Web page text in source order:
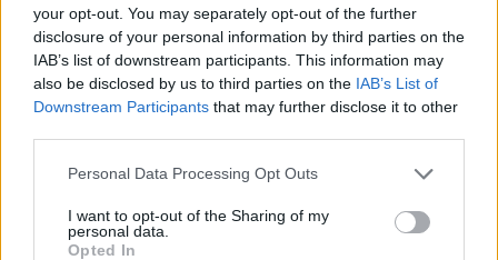
your opt-out. You may separately opt-out of the further
disclosure of your personal information by third parties on the
IAB’s list of downstream participants. This information may
also be disclosed by us to third parties on the IAB’s List of
Downstream Participants that may further disclose it to other
Personal Data Processing Opt Outs
I want to opt-out of the Sharing of my
personal data.
Opted In